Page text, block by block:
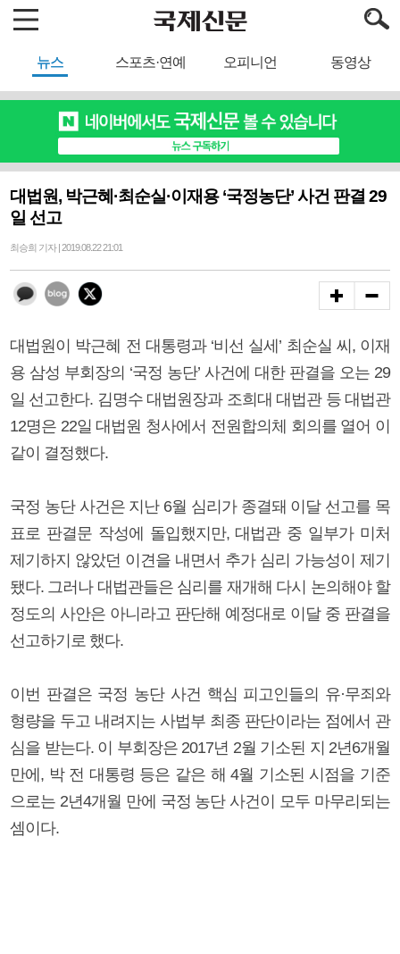
뉴스 스포츠·연예 오피니언 동영상
대법원, 박근혜·최순실·이재용 ‘국정농단’ 사건 판결 29
일 선고
최승희 기자 | 2019.08.22 21:01
대법원이 박근혜 전 대통령과 ‘비선 실세’ 최순실 씨, 이재
용 삼성 부회장의 ‘국정 농단’ 사건에 대한 판결을 오는 29
일 선고한다. 김명수 대법원장과 조희대 대법관 등 대법관
12명은 22일 대법원 청사에서 전원합의체 회의를 열어 이
같이 결정했다.
국정 농단 사건은 지난 6월 심리가 종결돼 이달 선고를 목
표로 판결문 작성에 돌입했지만, 대법관 중 일부가 미처
제기하지 않았던 이견을 내면서 추가 심리 가능성이 제기
됐다. 그러나 대법관들은 심리를 재개해 다시 논의해야 할
정도의 사안은 아니라고 판단해 예정대로 이달 중 판결을
선고하기로 했다.
이번 판결은 국정 농단 사건 핵심 피고인들의 유·무죄와
형량을 두고 내려지는 사법부 최종 판단이라는 점에서 관
심을 받는다. 이 부회장은 2017년 2월 기소된 지 2년6개월
만에, 박 전 대통령 등은 같은 해 4월 기소된 시점을 기준
으로는 2년4개월 만에 국정 농단 사건이 모두 마무리되는
셈이다.